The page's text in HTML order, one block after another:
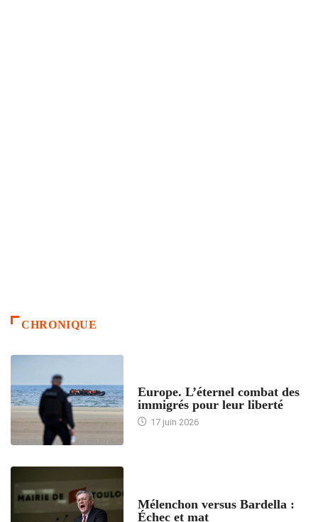
CHRONIQUE
Europe. L’éternel combat des
immigrés pour leur liberté
17 juin 2026
Mélenchon versus Bardella :
Échec et mat